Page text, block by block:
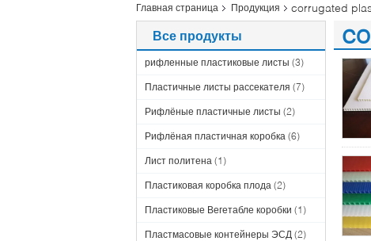
Главная страница Продукция corrugated
Все продукты
рифленные пластиковые листы (3)
Пластичные листы рассекателя (7)
Рифлёные пластичные листы (2)
Рифлёная пластичная коробка (6)
Лист политена (1)
Пластиковая коробка плода (2)
Пластиковые Вегетабле коробки (1)
Пластмасовые контейнеры ЭСД (2)
(6)